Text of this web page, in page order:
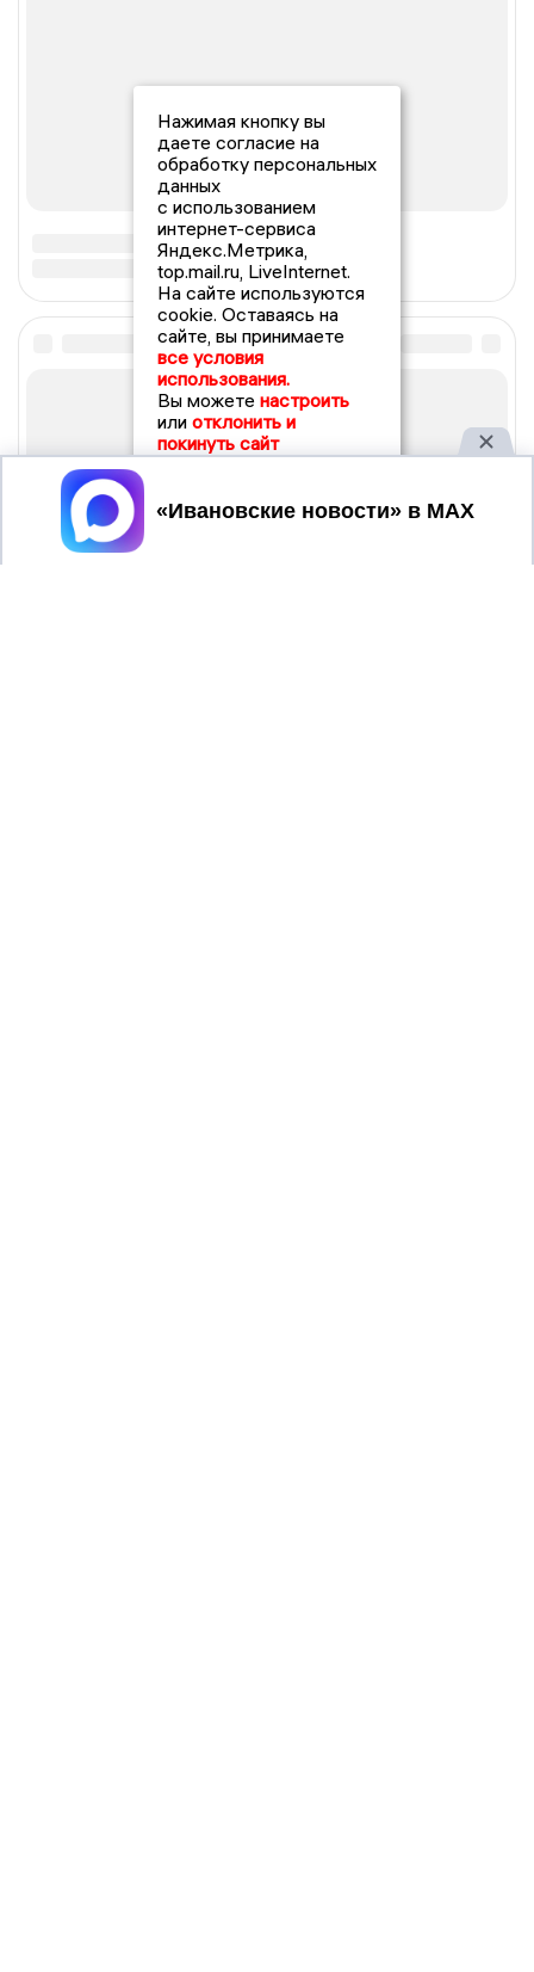
Нажимая кнопку вы
даете согласие на
обработку персональных
данных
с использованием
интернет-сервиса
Яндекс.Метрика,
top.mail.ru, LiveInternet.
На сайте используются
cookie. Оставаясь на
сайте, вы принимаете
все условия
использования.
Вы можете настроить
или отклонить и
покинуть сайт
Принять